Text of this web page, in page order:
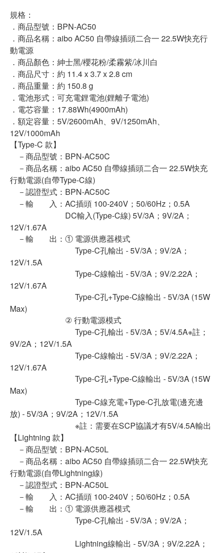
規格：
．商品型號：BPN-AC50
．商品名稱：aibo AC50 自帶線插頭二合一 22.5W快充行
動電源
．商品顏色：紳士黑/櫻花粉/柔霧紫/冰川白
．商品尺寸：約 11.4 x 3.7 x 2.8 cm
．商品重量：約 150.8 g
．電池形式：可充電鋰電池(鋰離子電池)
．電芯容量：17.88Wh(4900mAh)
．額定容量：5V/2600mAh、9V/1250mAh、
12V/1000mAh
【Type-C 款】
－商品型號：BPN-AC50C
－商品名稱：aibo AC50 自帶線插頭二合一 22.5W快充
行動電源(自帶Type-C線)
－認證型式：BPN-AC50C
－輸 入：AC插頭 100-240V；50/60Hz；0.5A
DC輸入(Type-C線) 5V/3A；9V/2A；
12V/1.67A
－輸 出：① 電源供應器模式
Type-C孔輸出 - 5V/3A；9V/2A；
12V/1.5A
Type-C線輸出 - 5V/3A；9V/2.22A；
12V/1.67A
Type-C孔+Type-C線輸出 - 5V/3A (15W
Max)
② 行動電源模式
Type-C孔輸出 - 5V/3A；5V/4.5A※註；
9V/2A；12V/1.5A
Type-C線輸出 - 5V/3A；9V/2.22A；
12V/1.67A
Type-C孔+Type-C線輸出 - 5V/3A (15W
Max)
Type-C線充電+Type-C孔放電(邊充邊
放) - 5V/3A；9V/2A；12V/1.5A
※註：需要在SCP協議才有5V/4.5A輸出
【Lightning 款】
－商品型號：BPN-AC50L
－商品名稱：aibo AC50 自帶線插頭二合一 22.5W快充
行動電源(自帶Lightning線)
－認證型式：BPN-AC50L
－輸 入：AC插頭 100-240V；50/60Hz；0.5A
－輸 出：① 電源供應器模式
Type-C孔輸出 - 5V/3A；9V/2A；
12V/1.5A
Lightning線輸出 - 5V/3A；9V/2.22A；